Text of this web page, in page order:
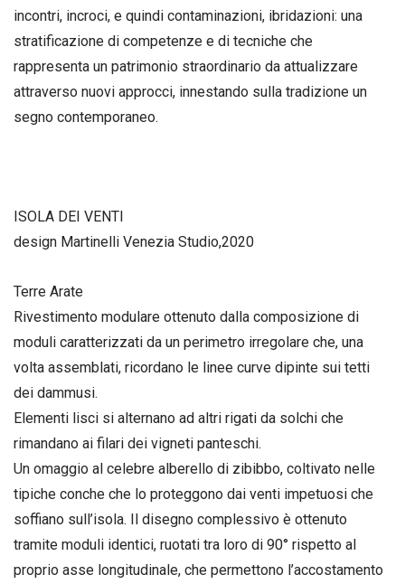
incontri, incroci, e quindi contaminazioni, ibridazioni: una
stratificazione di competenze e di tecniche che
rappresenta un patrimonio straordinario da attualizzare
attraverso nuovi approcci, innestando sulla tradizione un
segno contemporaneo.
ISOLA DEI VENTI
design Martinelli Venezia Studio,2020
Terre Arate
Rivestimento modulare ottenuto dalla composizione di
moduli caratterizzati da un perimetro irregolare che, una
volta assemblati, ricordano le linee curve dipinte sui tetti
dei dammusi.
Elementi lisci si alternano ad altri rigati da solchi che
rimandano ai filari dei vigneti panteschi.
Un omaggio al celebre alberello di zibibbo, coltivato nelle
tipiche conche che lo proteggono dai venti impetuosi che
soffiano sull’isola. Il disegno complessivo è ottenuto
tramite moduli identici, ruotati tra loro di 90° rispetto al
proprio asse longitudinale, che permettono l’accostamento